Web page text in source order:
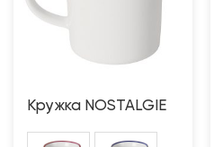
Кружка NOSTALGIE